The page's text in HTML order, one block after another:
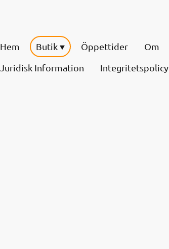
Hem Butik Öppettider Om
Juridisk Information
Integritetspolicy